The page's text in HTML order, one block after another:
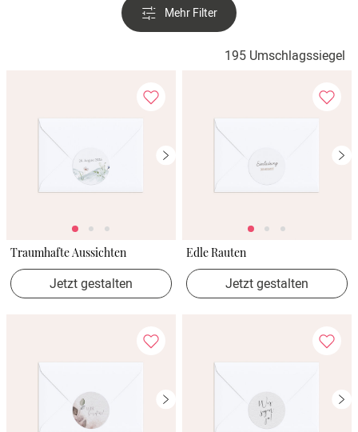
Mehr Filter
195 Umschlagssiegel
Traumhafte Aussichten
Jetzt gestalten
Edle Rauten
Jetzt gestalten